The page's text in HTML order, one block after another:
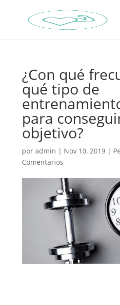
¿Con qué
qué tipo de
para
objetivo?
por admin | Nov 10, 2019|
Comentarios